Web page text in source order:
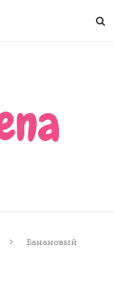
Банановый